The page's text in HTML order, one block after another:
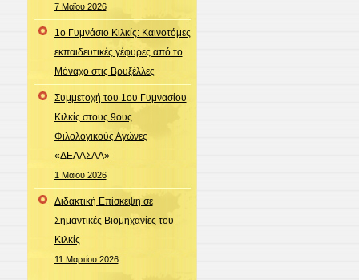
7 Μαΐου 2026
1ο Γυμνάσιο Κιλκίς: Καινοτόμες
εκπαιδευτικές γέφυρες από το
Μόναχο στις Βρυξέλλες
Συμμετοχή του 1ου Γυμνασίου
Κιλκίς στους 9ους
Φιλολογικούς Αγώνες
«ΔΕΛΑΣΑΛ»
1 Μαΐου 2026
Διδακτική Επίσκεψη σε
Σημαντικές Βιομηχανίες του
Κιλκίς
11 Μαρτίου 2026